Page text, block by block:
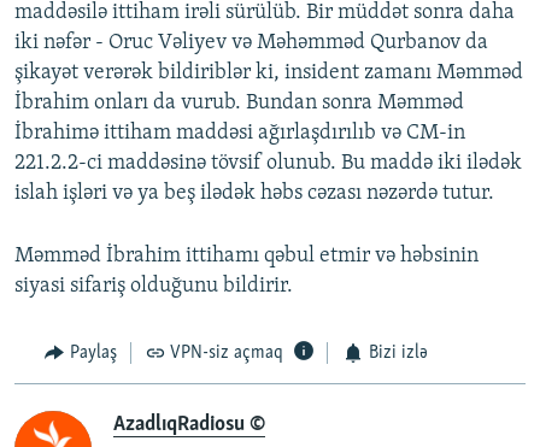
maddəsilə ittiham irəli sürülüb. Bir müddət sonra daha
iki nəfər - Oruc Vəliyev və Məhəmməd Qurbanov da
şikayət verərək bildiriblər ki, insident zamanı Məmməd
İbrahim onları da vurub. Bundan sonra Məmməd
İbrahimə ittiham maddəsi ağırlaşdırılıb və CM-in
221.2.2-ci maddəsinə tövsif olunub. Bu maddə iki ilədək
islah işləri və ya beş ilədək həbs cəzası nəzərdə tutur.
Məmməd İbrahim ittihamı qəbul etmir və həbsinin
siyasi sifariş olduğunu bildirir.
Paylaş VPN-siz açmaq Bizi izlə
AzadlıqRadiosu ©